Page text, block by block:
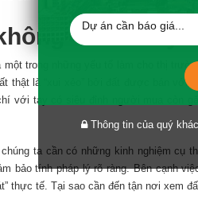
“dính bẫy”
một trong những yếu tố làm cho thị
thật là “xui xẻo” bởi đất được bán với
với tay có siêu đỉnh người mua còn
ta cần có những kinh nghiệm cụ
bảo tính pháp lý rõ ràng. Bên cạnh
thực tế. Tại sao cần đến tận nơi xem
Thông tin của quý